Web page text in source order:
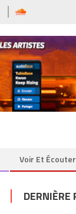
Voir Et Écouter
DERNIÈRE